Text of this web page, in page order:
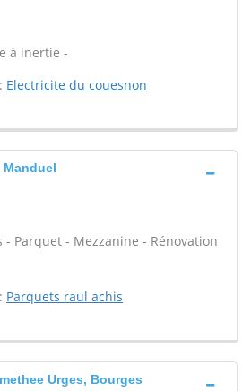
à inertie -
Electricite du couesnon
Parquet - Mezzanine - Rénovation
Parquets raul achis
Urges, Bourges